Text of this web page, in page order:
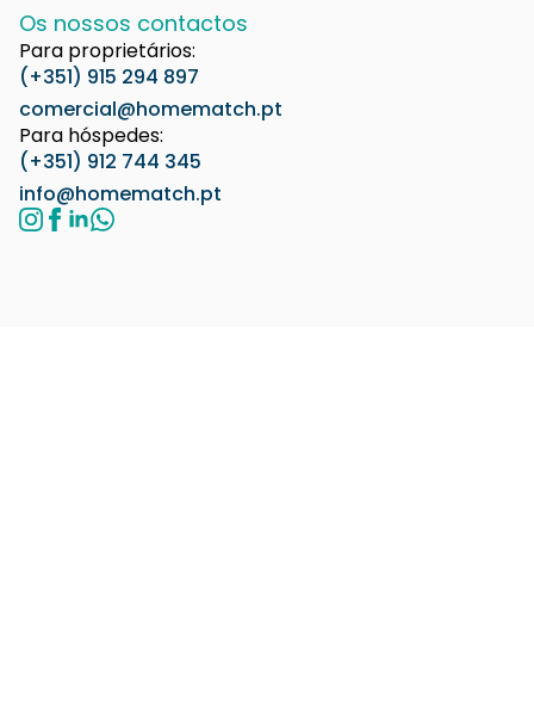
Os nossos contactos
Para proprietários:
(+351) 915 294 897
comercial@homematch.pt
Para hóspedes:
(+351) 912 744 345
info@homematch.pt